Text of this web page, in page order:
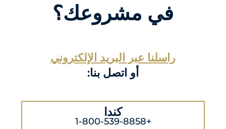
في مشروعك؟
راسلنا عبر البريد الإلكتروني
أو اتصل بنا:
كندا
+1-800-539-8858